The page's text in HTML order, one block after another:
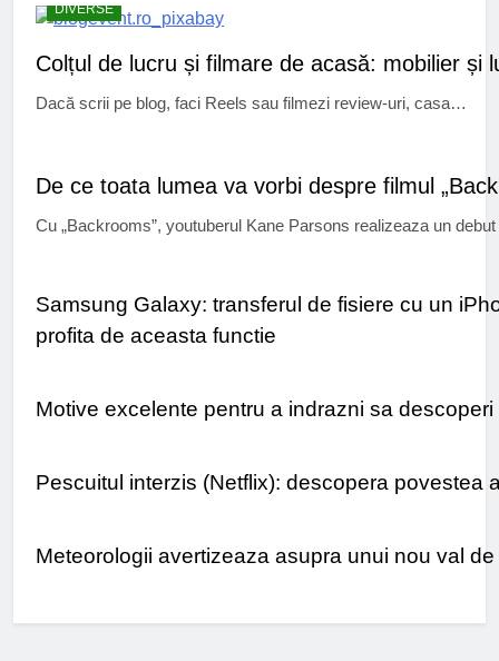
DIVERSE
Colțul de lucru și filmare de acasă: mobilier
Dacă scrii pe blog, faci Reels sau filmezi review-uri, casa…
De ce toata lumea va vorbi despre filmul
Cu „Backrooms”, youtuberul Kane Parsons realizeaza un
Samsung Galaxy: transferul de fisiere cu un
profita de aceasta functie
Motive excelente pentru a indrazni sa
Pescuitul interzis (Netflix): descopera
Meteorologii avertizeaza asupra unui nou val